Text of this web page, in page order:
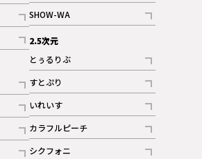
記事
SHOW-WA
記事
2.5次元
とぅるりぶ
記事
すとぷり
記事
ギャラリー
いれいす
記事
ギャラリー
カラフルピーチ
記事
シクフォニ